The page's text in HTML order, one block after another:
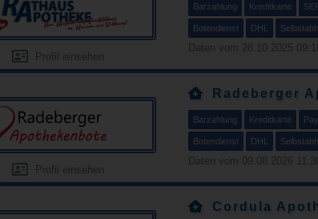
Profil einsehen
Barzahlung Kreditkarte
Botendienst DHL
Daten vom 28.10.2025
Profil einsehen
Radeberger
Barzahlung Kreditkarte
Botendienst DHL
Daten vom 09.08.2026
Cordula